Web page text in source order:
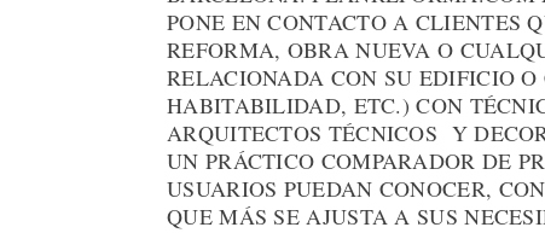
PONE EN CONTACTO A CLIENTES
REFORMA, OBRA NUEVA O
RELACIONADA CON SU EDIFICIO
HABITABILIDAD, ETC.) CON
ARQUITECTOS TÉCNICOS Y
UN PRÁCTICO COMPARADOR DE
USUARIOS PUEDAN CONOCER,
QUE MÁS SE AJUSTA A SUS